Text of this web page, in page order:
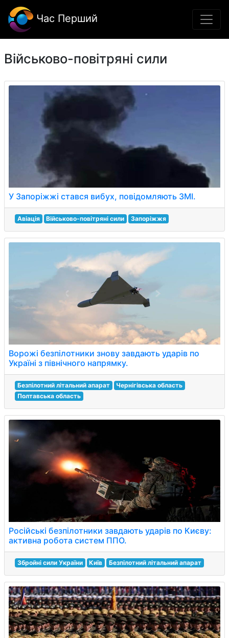
Час Перший
Військово-повітряні сили
У Запоріжжі стався вибух, повідомляють ЗМІ.
Авіація Військово-повітряні сили Запоріжжя
Ворожі безпілотники знову завдають ударів по
Україні з північного напрямку.
Безпілотний літальний апарат
Чернігівська область
Полтавська область
Російські безпілотники завдають ударів по Києву:
активна робота систем ППО.
Збройні сили України Київ Безпілотний літальний апарат